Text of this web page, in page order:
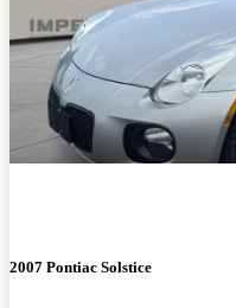
2007 Pontiac Solstice